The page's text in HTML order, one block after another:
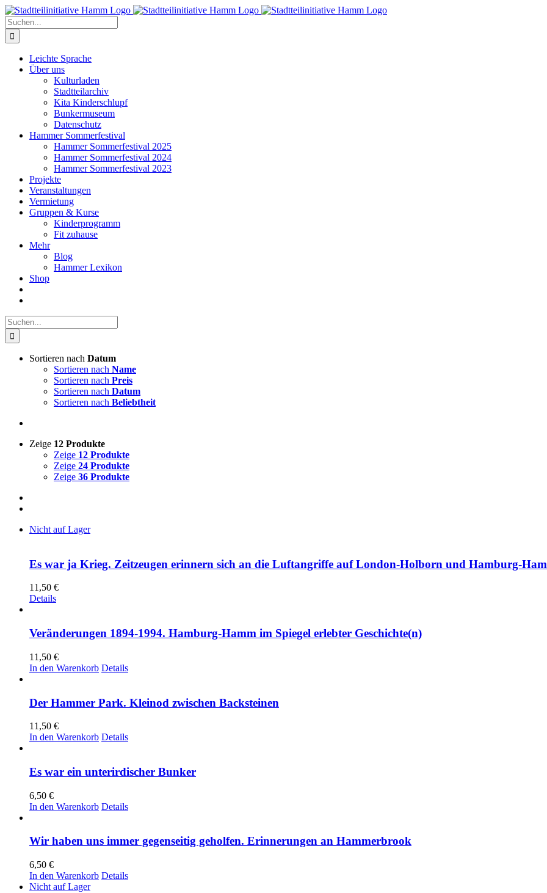
Zum
Inhalt
springen
Suche
nach:
Leichte Sprache
Über uns
Kulturladen
Stadtteilarchiv
Kita Kinderschlupf
Bunkermuseum
Datenschutz
Hammer Sommerfestival
Hammer Sommerfestival 2025
Hammer Sommerfestival 2024
Hammer Sommerfestival 2023
Projekte
Veranstaltungen
Vermietung
Gruppen & Kurse
Kinderprogramm
Fit zuhause
Mehr
Blog
Hammer Lexikon
Shop
Suche
nach:
Sortieren nach Datum
Sortieren nach Name
Sortieren nach Preis
Sortieren nach Datum
Sortieren nach Beliebtheit
Zeige 12 Produkte
Zeige 12 Produkte
Zeige 24 Produkte
Zeige 36 Produkte
Nicht auf Lager
Es war ja Krieg. Zeitzeugen erinnern sich an die Luftangriffe auf London-Holborn und Hamburg-
11,50 €
Details
Veränderungen 1894-1994. Hamburg-Hamm im Spiegel erlebter Geschichte(n)
11,50 €
In den Warenkorb Details
Der Hammer Park. Kleinod zwischen Backsteinen
11,50 €
In den Warenkorb Details
Es war ein unterirdischer Bunker
6,50 €
In den Warenkorb Details
Wir haben uns immer gegenseitig geholfen. Erinnerungen an Hammerbrook
6,50 €
In den Warenkorb Details
Nicht auf Lager